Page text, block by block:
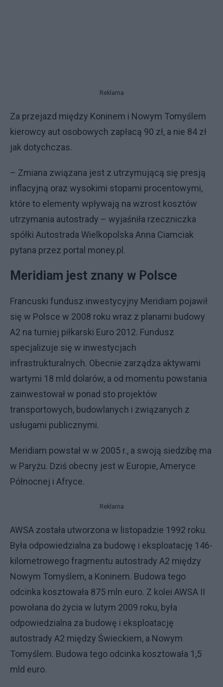
Reklama
Za przejazd między Koninem i Nowym Tomyślem
kierowcy aut osobowych zapłacą 90 zł, a nie 84 zł
jak dotychczas.
– Zmiana związana jest z utrzymującą się presją
inflacyjną oraz wysokimi stopami procentowymi,
które to elementy wpływają na wzrost kosztów
utrzymania autostrady – wyjaśniła rzeczniczka
spółki Autostrada Wielkopolska Anna Ciamciak
pytana przez portal money.pl.
Meridiam jest znany w Polsce
Francuski fundusz inwestycyjny Meridiam pojawił
się w Polsce w 2008 roku wraz z planami budowy
A2 na turniej piłkarski Euro 2012. Fundusz
specjalizuje się w inwestycjach
infrastrukturalnych. Obecnie zarządza aktywami
wartymi 18 mld dolarów, a od momentu powstania
zainwestował w ponad sto projektów
transportowych, budowlanych i związanych z
usługami publicznymi.
Meridiam powstał w w 2005 r., a swoją siedzibę ma
w Paryżu. Dziś obecny jest w Europie, Ameryce
Północnej i Afryce.
Reklama
AWSA została utworzona w listopadzie 1992 roku.
Była odpowiedzialna za budowę i eksploatację 146-
kilometrowego fragmentu autostrady A2 między
Nowym Tomyślem, a Koninem. Budowa tego
odcinka kosztowała 875 mln euro. Z kolei AWSA II
powołana do życia w lutym 2009 roku, była
odpowiedzialna za budowę i eksploatację
autostrady A2 między Świeckiem, a Nowym
Tomyślem. Budowa tego odcinka kosztowała 1,5
mld euro.